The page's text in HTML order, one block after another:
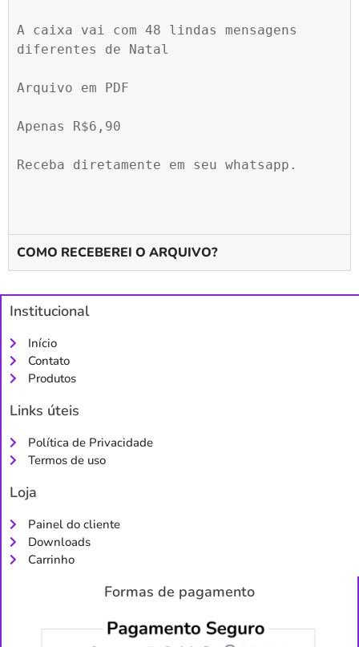
A caixa vai com 48 lindas mensagens
diferentes de Natal
Arquivo em PDF
Apenas R$6,90
Receba diretamente em seu whatsapp.
COMO RECEBEREI O ARQUIVO?
Institucional
Início
Contato
Produtos
Links úteis
Política de Privacidade
Termos de uso
Loja
Painel do cliente
Downloads
Carrinho
Formas de pagamento